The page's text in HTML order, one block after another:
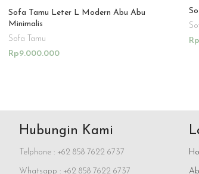
Sofa Tamu Leter L Modern Abu Abu
Minimalis
Sofa Tamu
Rp9.000.000
Rp
Hubungin Kami
Telphone : +62 858 7622 6737
Whatsapp : +62 858 7622 6737